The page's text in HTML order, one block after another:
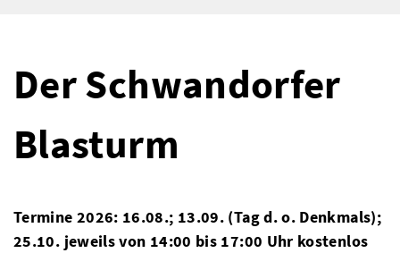
Der Schwandorfer
Blasturm
Termine 2026: 16.08.; 13.09. (Tag d. o. Denkmals);
25.10. jeweils von 14:00 bis 17:00 Uhr kostenlos